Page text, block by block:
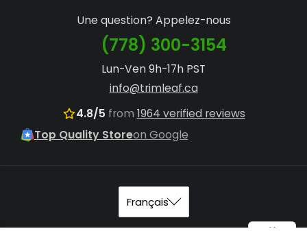
Une question? Appelez-nous
(778) 300-3154
Lun-Ven 9h-17h PST
info@trimleaf.ca
4.8/5 from 1964 verified reviews
Top Quality Storeon Google